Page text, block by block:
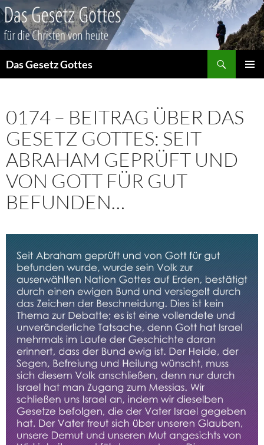
Das Gesetz Gottes
0174 – BEITRAG ÜBER DAS
GESETZ GOTTES: SEIT
ABRAHAM GEPRÜFT UND
VON GOTT FÜR GUT
BEFUNDEN…